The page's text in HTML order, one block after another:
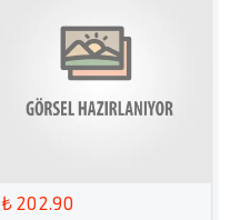
₺ 202.90